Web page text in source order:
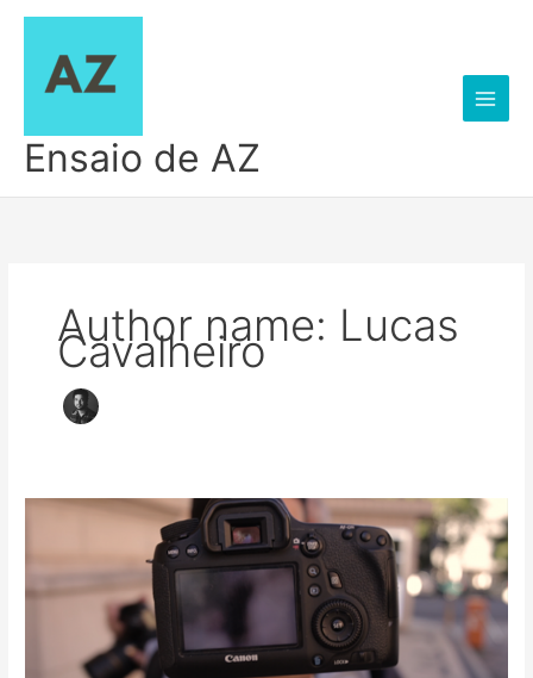
conteúdo
Ensaio de AZ
Author name: Lucas
Cavalheiro